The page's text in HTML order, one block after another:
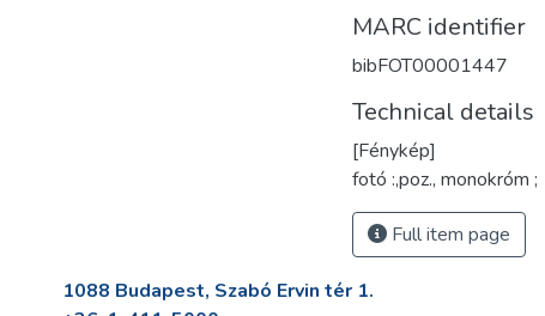
MARC identifier
bibFOT00001447
Technical details
[Fénykép]
fotó :,poz., monokróm ;
Full item page
1088 Budapest, Szabó Ervin tér 1.